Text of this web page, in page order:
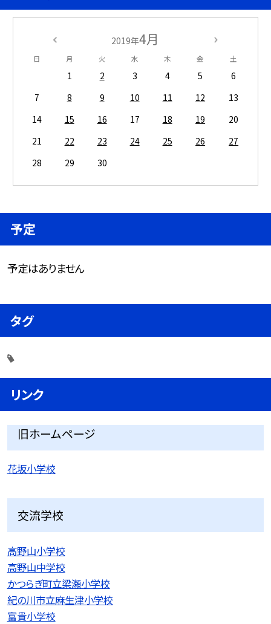
2019年4月
日 月 火 水 木 金 土
1 2 3 4 5
6
7
8 9 10 11 12
13
14
15 16 17 18 19
20
21
22 23 24 25 26
27
28
29 30
予定
予定はありません
タグ
リンク
旧ホームページ
花坂小学校
交流学校
高野山小学校
高野山中学校
かつらぎ町立梁瀬小学校
紀の川市立麻生津小学校
富貴小学校